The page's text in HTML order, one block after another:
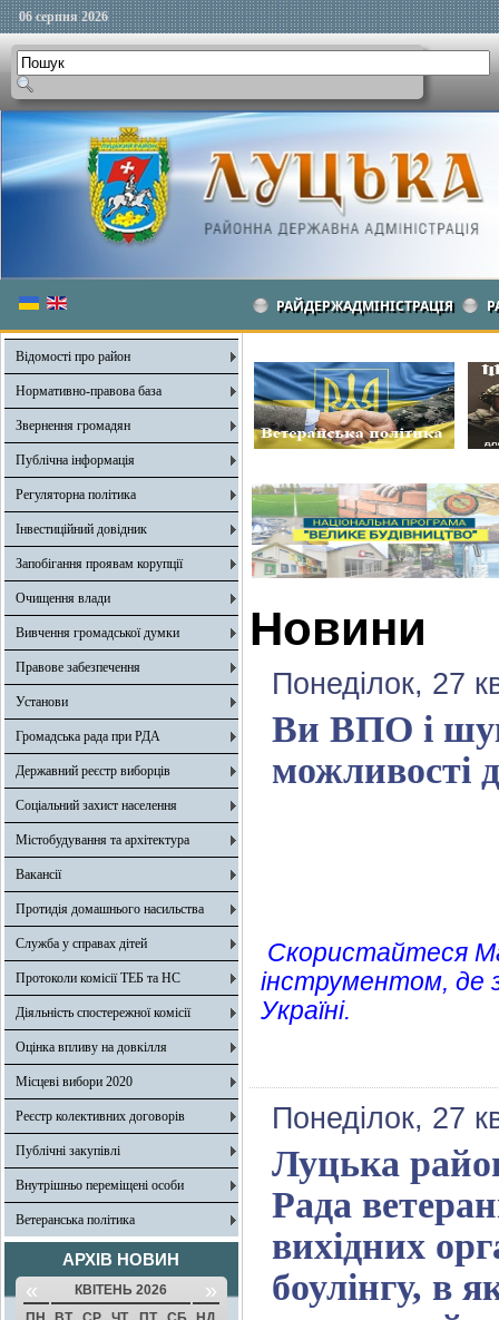
06 серпня 2026
РАЙДЕРЖАДМІНІСТРАЦІЯ
Відомості про район
Нормативно-правова база
Звернення громадян
Публічна інформація
Регуляторна політика
Інвестиційний довідник
Запобігання проявам корупції
Очищення влади
Вивчення громадської думки
Правове забезпечення
Установи
Громадська рада при РДА
Державний реєстр виборців
Соціальний захист населення
Містобудування та архітектура
Вакансії
Протидія домашнього насильства
Служба у справах дітей
Протоколи комісії ТЕБ та НС
Діяльність спостережної комісії
Оцінка впливу на довкілля
Місцеві вибори 2020
Реєстр колективних договорів
Публічні закупівлі
Внутрішньо переміщені особи
Ветеранська політика
АРХІВ НОВИН
« КВІТЕНЬ 2026 »
Новини
Понеділок, 27
Ви ВПО і
можливості
Скористайтеся
інструментом, де
Україні.
Понеділок, 27
Луцька
Рада
вихідних
боулінгу, в